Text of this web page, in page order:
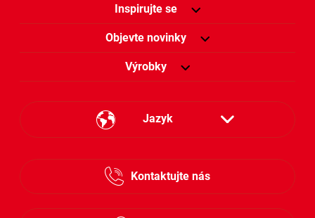
Inspirujte se
Objevte novinky
Výrobky
Jazyk
Česky
Kontaktujte nás